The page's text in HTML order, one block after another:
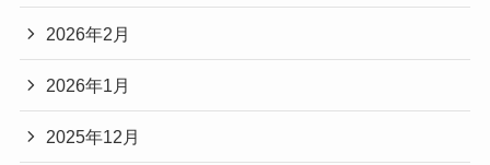
2026年2月
2026年1月
2025年12月